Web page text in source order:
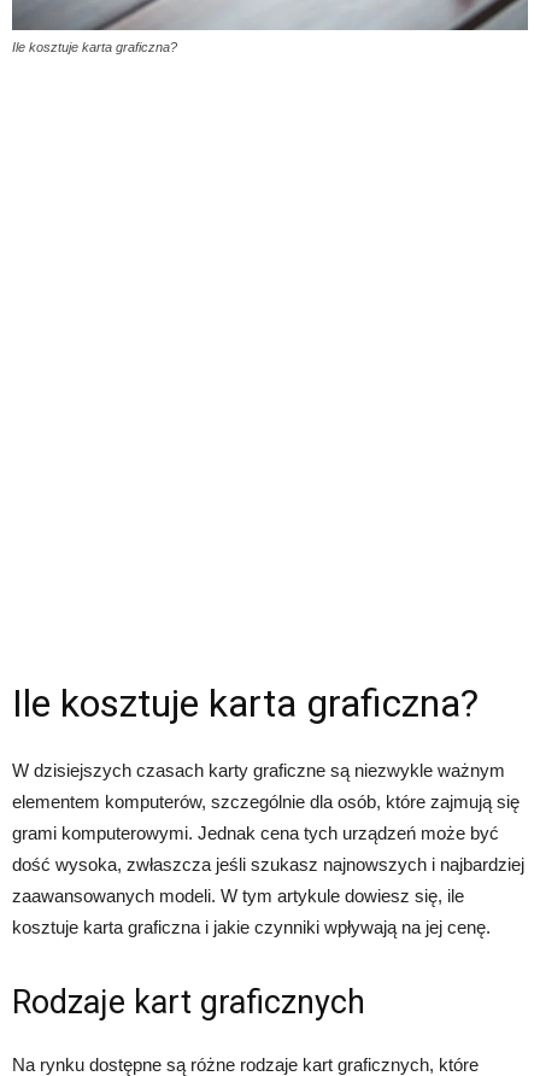
Ile kosztuje karta graficzna?
Ile kosztuje karta graficzna?
W dzisiejszych czasach karty graficzne są niezwykle ważnym
elementem komputerów, szczególnie dla osób, które zajmują się
grami komputerowymi. Jednak cena tych urządzeń może być
dość wysoka, zwłaszcza jeśli szukasz najnowszych i najbardziej
zaawansowanych modeli. W tym artykule dowiesz się, ile
kosztuje karta graficzna i jakie czynniki wpływają na jej cenę.
Rodzaje kart graficznych
Na rynku dostępne są różne rodzaje kart graficznych, które